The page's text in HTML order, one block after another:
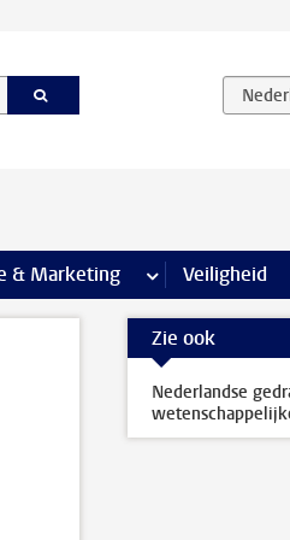
& Marketing meerVeiligheid
Zie ook
Nederlandse